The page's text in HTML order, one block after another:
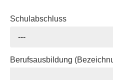
Schulabschluss
---
Berufsausbildung